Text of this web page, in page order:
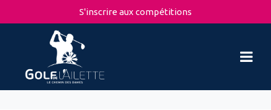
S'inscrire aux compétitions